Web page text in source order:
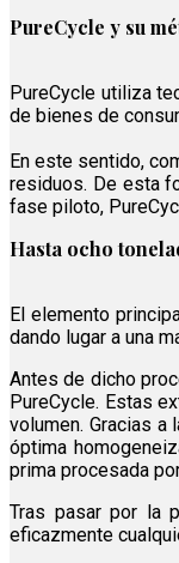
PureCycle y su
PureCycle utiliza
de bienes de
En este sentido,
residuos. De esta
fase piloto,
Hasta ocho
El elemento
dando lugar a una
Antes de dicho
PureCycle. Estas
volumen. Gracias a
óptima
prima procesada
Tras pasar por la
eficazmente